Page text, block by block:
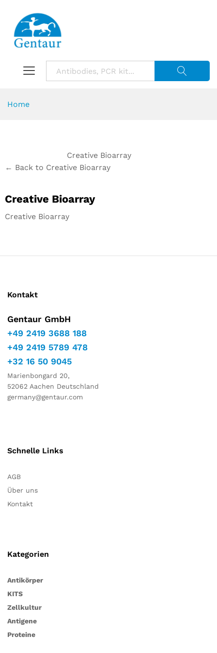
Home
Creative Bioarray
← Back to Creative Bioarray
Creative Bioarray
Creative Bioarray
Kontakt
Gentaur GmbH
+49 2419 3688 188
+49 2419 5789 478
+32 16 50 9045
Marienbongard 20,
52062 Aachen Deutschland
germany@gentaur.com
Schnelle Links
AGB
Über uns
Kontakt
Kategorien
Antikörper
KITS
Zellkultur
Antigene
Proteine